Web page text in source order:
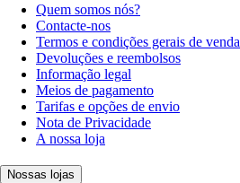
Quem somos nós?
Contacte-nos
Termos e condições gerais de venda
Devoluções e reembolsos
Informação legal
Meios de pagamento
Tarifas e opções de envio
Nota de Privacidade
A nossa loja
Nossas lojas